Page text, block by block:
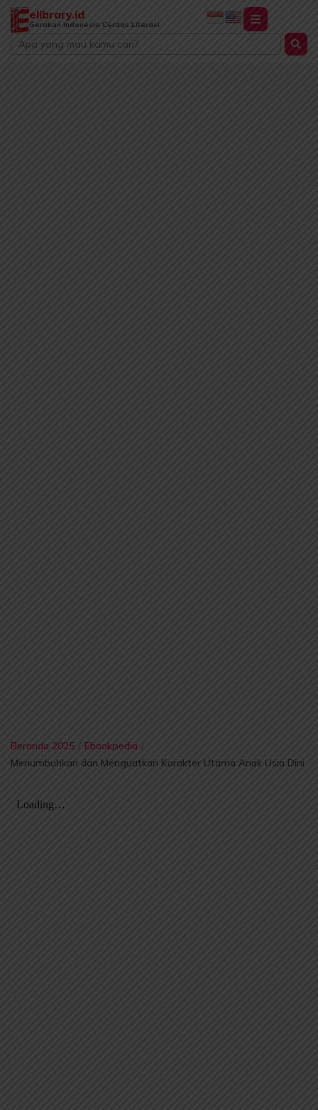
Lewati
konten
elibrary.id
Gerakan Indonesia Cerdas Literasi
Search
...
Beranda 2025 / Ebookpedia /
Menumbuhkan dan Menguatkan Karakter Utama Anak Usia Dini